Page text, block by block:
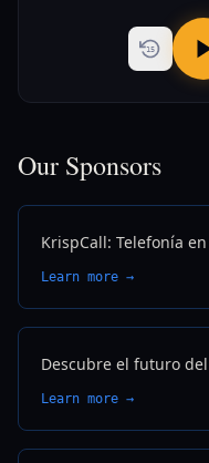
15
Our Sponsors
KrispCall: Telefonía
Learn more →
Descubre el futuro
Learn more →